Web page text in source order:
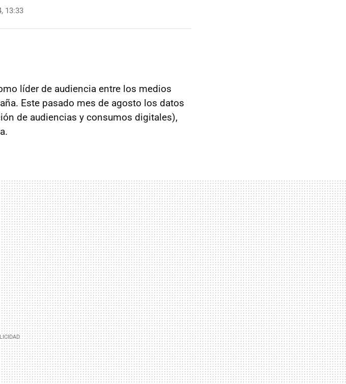
13:33
líder de audiencia entre los medios
Este pasado mes de agosto los datos
de audiencias y consumos digitales),